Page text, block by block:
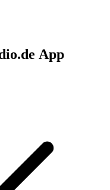
App